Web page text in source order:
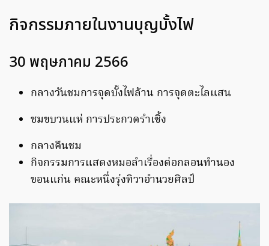
กิจกรรมภายในงานบุญบั้งไฟ
30 พฤษภาคม 2566
กลางวันชมการจุดบั้งไฟล้าน การจุดตะไลแสน
ชมขบวนแห่ การประกวดรำเซิ้ง
กลางคืนชม
กิจกรรมการแสดงหมอลำเรื่องต่อกลอนทำนอง
ขอนแก่น คณะหนึ่งรุ่งทิวาอำนวยศิลป์